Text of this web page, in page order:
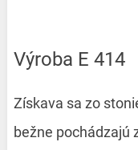
Výroba E 414
Získava sa zo
bežne pochádzajú